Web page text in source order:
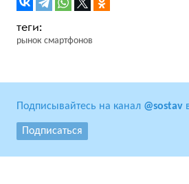
рынок смартфонов
Подписывайтесь на канал @sostav
Подписаться